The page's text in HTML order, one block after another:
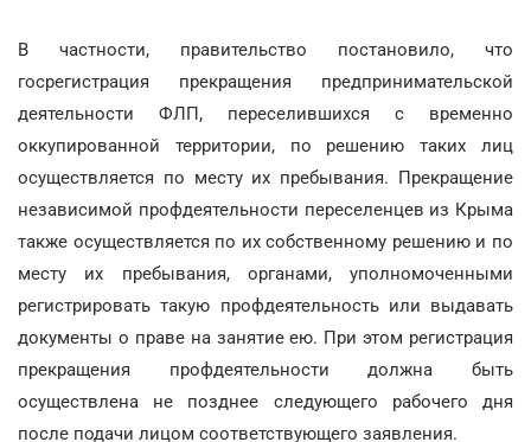
В частности, правительство постановило, что
госрегистрация прекращения предпринимательской
деятельности ФЛП, переселившихся с временно
оккупированной территории, по решению таких лиц
осуществляется по месту их пребывания. Прекращение
независимой профдеятельности переселенцев из Крыма
также осуществляется по их собственному решению и по
месту их пребывания, органами, уполномоченными
регистрировать такую профдеятельность или выдавать
документы о праве на занятие ею. При этом регистрация
прекращения профдеятельности должна быть
осуществлена не позднее следующего рабочего дня
после подачи лицом соответствующего заявления.